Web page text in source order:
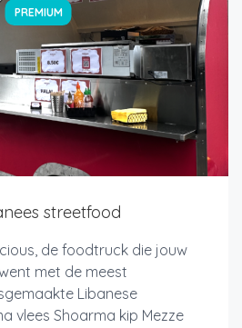
PREMIUM
streetfood
de foodtruck die jouw
met de meest
Libanese
vlees Shoarma kip Mezze